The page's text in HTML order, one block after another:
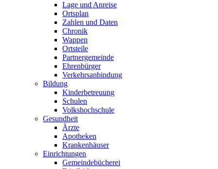
Lage und Anreise
Ortsplan
Zahlen und Daten
Chronik
Wappen
Ortsteile
Partnergemeinde
Ehrenbürger
Verkehrsanbindung
Bildung
Kinderbetreuung
Schulen
Volkshochschule
Gesundheit
Ärzte
Apotheken
Krankenhäuser
Einrichtungen
Gemeindebücherei